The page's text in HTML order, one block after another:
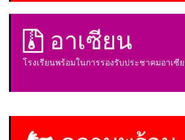
อาเซียน
โรงเรียนพร้อมในการรองรับประชาคมอาเซี